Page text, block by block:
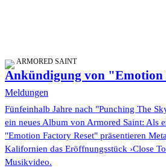
ARMORED SAINT
Ankündigung von "Emotion
Meldungen
Fünfeinhalb Jahre nach "Punching The
ein neues Album von Armored Saint: Als
"Emotion Factory Reset" präsentieren
Kalifornien das Eröffnungsstück ›Close
Musikvideo.